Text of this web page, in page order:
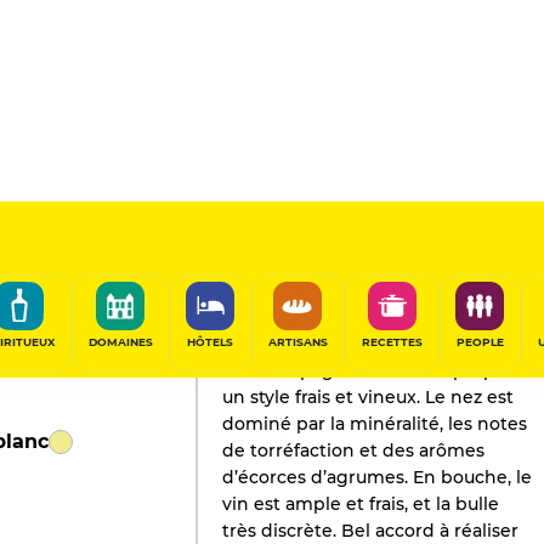
DOMAINES HÔTELS ARTISANS RECETTES PEOPLE
Champagne
L'AVIS DE GAULT&MILLAU
2019
Ce champagne millésimé propose
un style frais et vineux. Le nez est
dominé par la minéralité, les notes
de torréfaction et des arômes
d’écorces d’agrumes. En bouche, le
vin est ample et frais, et la bulle
très discrète. Bel accord à réaliser